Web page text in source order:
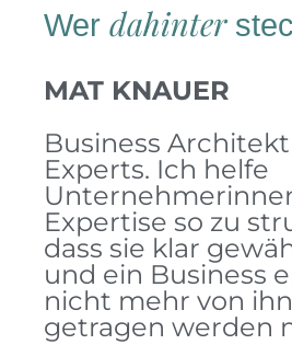
Wer dahinter
MAT KNAUER
Business
Experts. Ich helfe
Expertise so zu
dass sie klar
und ein Business
nicht mehr von
getragen werden